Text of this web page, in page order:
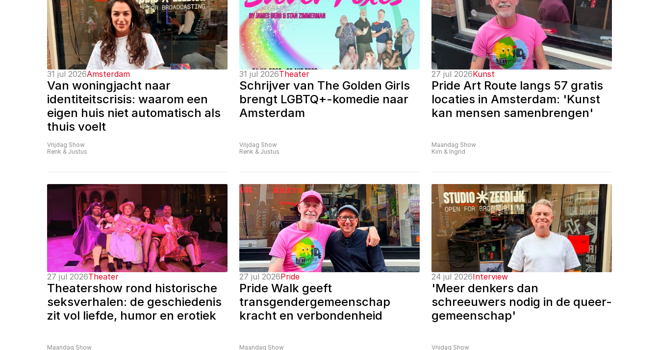
31 jul 2026Amsterdam
Van woningjacht naar
identiteitscrisis: waarom een
eigen huis niet automatisch als
thuis voelt
Vrijdag Show
Renk & Justus
31 jul 2026Theater
Schrijver van The Golden Girls
brengt LGBTQ+-komedie naar
Amsterdam
Vrijdag Show
Renk & Justus
27 jul 2026Kunst
Pride Art Route langs 57 gratis
locaties in Amsterdam: 'Kunst
kan mensen samenbrengen'
Maandag Show
Kim & Ingrid
27 jul 2026Theater
Theatershow rond historische
seksverhalen: de geschiedenis
zit vol liefde, humor en erotiek
Maandag Show
27 jul 2026Pride
Pride Walk geeft
transgendergemeenschap
kracht en verbondenheid
Maandag Show
24 jul 2026Interview
'Meer denkers dan
schreeuwers nodig in de queer-
gemeenschap'
Vrijdag Show